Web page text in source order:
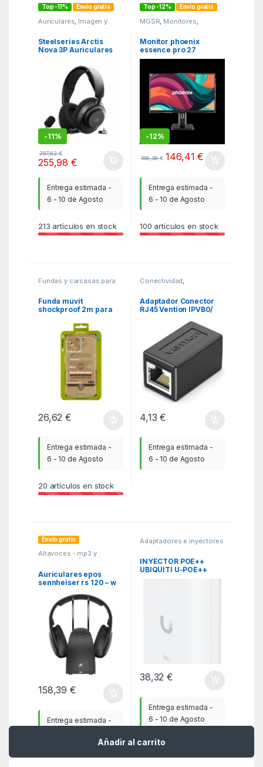
Añadir al carrito
Top -11% Envío gratis
Auriculares Imagen y
ITC
Steelseries Arctis
Nova 3P Auriculares
Música/uso diario
Bluetooth Negro
-11%
287,62€
255,98€
Entrega estimada -
6 - 10 de Agosto
213 artículos en stock
Top -12% Envío gratis
MGSR Monitores
Monitores y tv
Monitor phoenix
essence pro 27
pulgadas fhd 100hz
-12%
166,38€ 146,41€
Entrega estimada -
6 - 10 de Agosto
100 artículos en stock
Fundas y carcasas para
Telefonía
Funda muvit
shockproof 2m para
transparente
26,62€
Entrega estimada -
6 - 10 de Agosto
20 artículos en stock
Conectividad,
Conectores RJ45 / RJ11
Adaptador Conector
RJ45 Vention IPVB0/
Hembra – RJ45
Hembra/ Negro
4,13€
Entrega estimada -
6 - 10 de Agosto
Envío gratis
Altavoces - mp3 y
auriculares Auriculares
Auriculares epos
sennheiser rs 120 – w
158,39€
Entrega estimada -
Adaptadores e inyectores
de PoE Adaptadores y
INYECTOR POE++
UBIQUITI U-POE++
38,32€
Entrega estimada -
6 - 10 de Agosto
100artículos en stock